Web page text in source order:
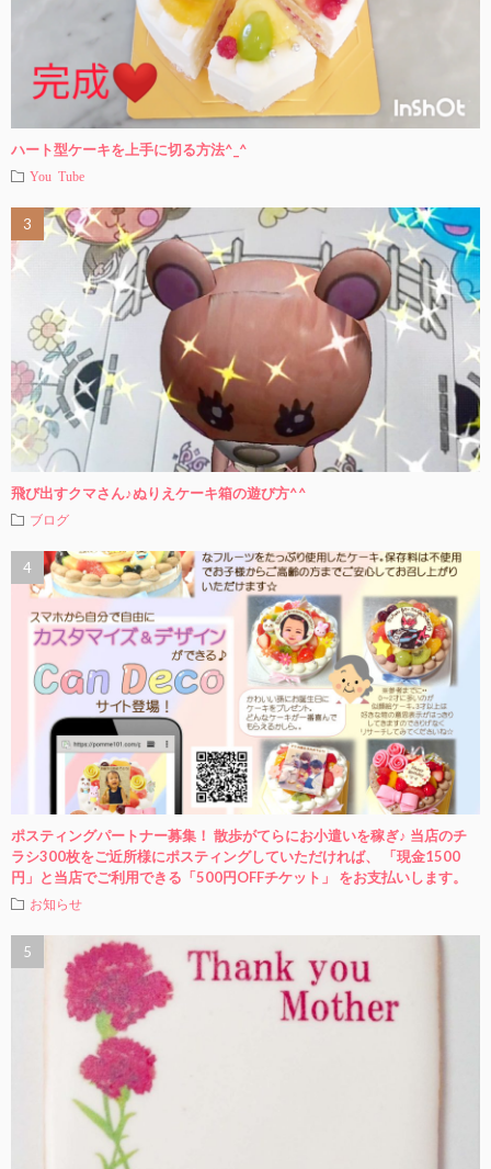
ハート型ケーキを上手に切る方法^_^
You Tube
飛び出すクマさん♪ぬりえケーキ箱の遊び方^^
ブログ
ポスティングパートナー募集！ 散歩がてらにお小遣いを稼ぎ♪ 当店のチ
ラシ300枚をご近所様にポスティングしていただければ、 「現金1500
円」と当店でご利用できる「500円OFFチケット」 をお支払いします。
お知らせ